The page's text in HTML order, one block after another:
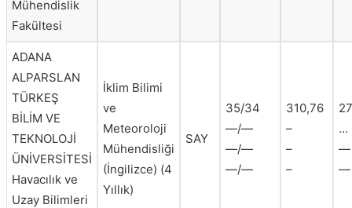
Mühendislik
Fakültesi
ADANA
ALPARSLAN
TÜRKEŞ
BİLİM VE
TEKNOLOJİ
ÜNİVERSİTESİ
Havacılık ve
Uzay Bilimleri
İklim Bilimi
ve
Meteoroloji
Mühendisliği
(İngilizce) (4
Yıllık)
SAY
35/34
—/—
—/—
—/—
310,76
–
–
–
…
—
—